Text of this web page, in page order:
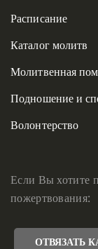
Расписание
Каталог молитв
Молитвенная
Подношение и
Волонтерство
Если Вы хотите
пожертвования:
ОТВЯЗАТЬ